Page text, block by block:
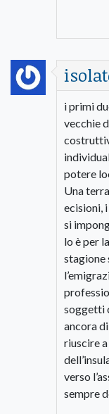
i primi
vecchie
potere
Una
ecisioni,
si
lo è per
stagione
soggetti
ancora
riuscire
verso
sempre